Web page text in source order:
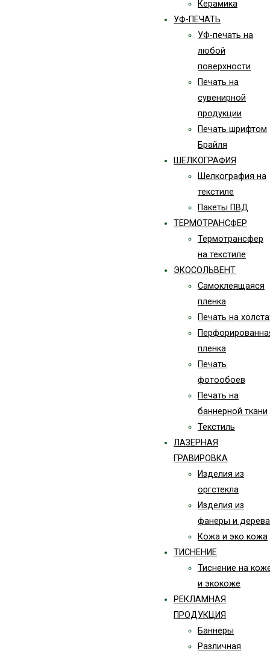
Керамика
УФ-ПЕЧАТЬ
УФ-печать на
любой
поверхности
Печать на
сувенирной
продукции
Печать шрифтом
Брайля
ШЕЛКОГРАФИЯ
Шелкография на
текстиле
Пакеты ПВД
ТЕРМОТРАНСФЕР
Термотрансфер
на текстиле
ЭКОСОЛЬВЕНТ
Самоклеящаяся
пленка
Печать на
пленка
Печать
фотообоев
Печать на
баннерной ткани
Текстиль
ЛАЗЕРНАЯ
ГРАВИРОВКА
Изделия из
оргстекла
Изделия из
фанеры и дерева
Кожа и эко кожа
ТИСНЕНИЕ
Тиснение на
и экокоже
РЕКЛАМНАЯ
ПРОДУКЦИЯ
Баннеры
Различная